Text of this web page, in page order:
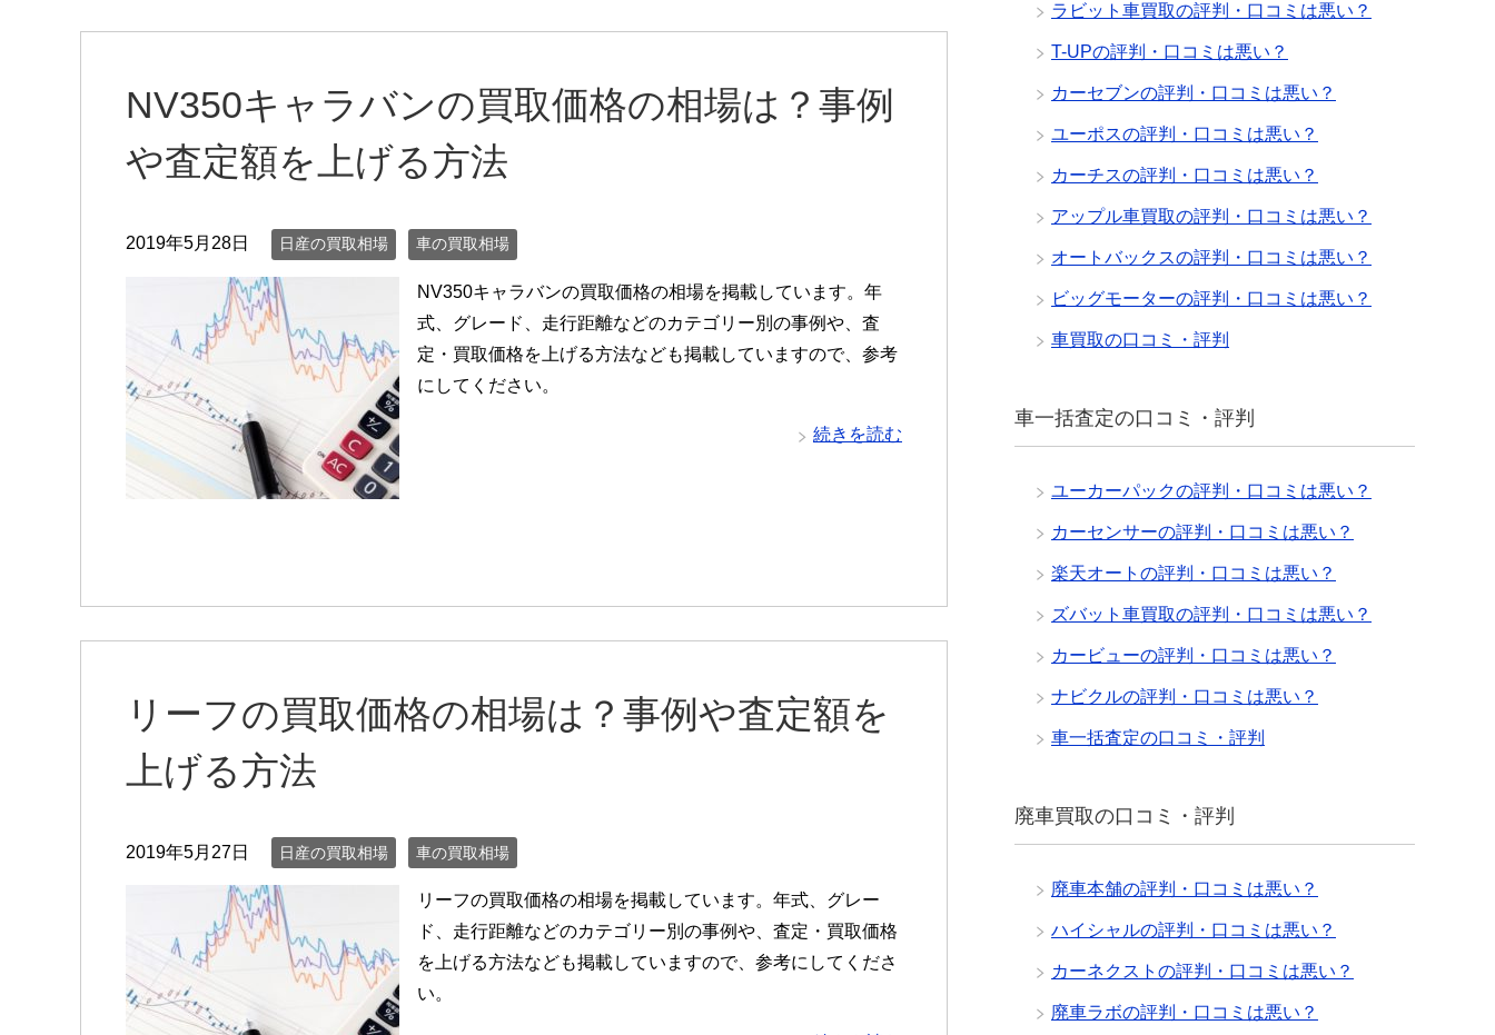
NV350キャラバンの買取価格の相場は？事例
や査定額を上げる方法
2019年5月28日 日産の買取相場 車の買取相場
NV350キャラバンの買取価格の相場を掲載しています。年
式、グレード、走行距離などのカテゴリー別の事例や、査
定・買取価格を上げる方法なども掲載していますので、参考
にしてください。
続きを読む
リーフの買取価格の相場は？事例や査定額を
上げる方法
2019年5月27日 日産の買取相場 車の買取相場
リーフの買取価格の相場を掲載しています。年式、グレー
ド、走行距離などのカテゴリー別の事例や、査定・買取価格
を上げる方法なども掲載していますので、参考にしてくださ
い。
ラビット車買取の評判・口コミは悪い？
T-UPの評判・口コミは悪い？
カーセブンの評判・口コミは悪い？
ユーポスの評判・口コミは悪い？
カーチスの評判・口コミは悪い？
アップル車買取の評判・口コミは悪い？
オートバックスの評判・口コミは悪い？
ビッグモーターの評判・口コミは悪い？
車買取の口コミ・評判
車一括査定の口コミ・評判
ユーカーパックの評判・口コミは悪い？
カーセンサーの評判・口コミは悪い？
楽天オートの評判・口コミは悪い？
ズバット車買取の評判・口コミは悪い？
カービューの評判・口コミは悪い？
ナビクルの評判・口コミは悪い？
車一括査定の口コミ・評判
廃車買取の口コミ・評判
廃車本舗の評判・口コミは悪い？
ハイシャルの評判・口コミは悪い？
カーネクストの評判・口コミは悪い？
廃車ラボの評判・口コミは悪い？